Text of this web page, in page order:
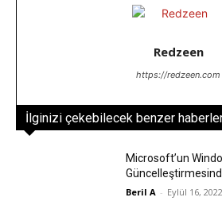
Redzeen
https://redzeen.com
İlginizi çekebilecek benzer
Microsoft’un
Beril A - Eylül 16, 2022